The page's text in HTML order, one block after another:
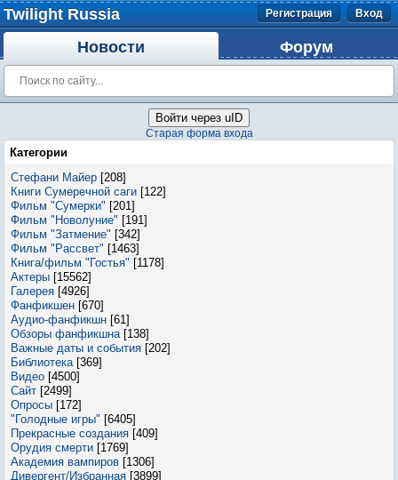
Twilight Russia Регистрация Вход
Новости Форум
Войти через uID
Старая форма входа
Категории
Стефани Майер [208]
Книги Сумеречной саги [122]
Фильм "Сумерки" [201]
Фильм "Новолуние" [191]
Фильм "Затмение" [342]
Фильм "Рассвет" [1463]
Книга/фильм "Гостья" [1178]
Актеры [15562]
Галерея [4926]
Фанфикшен [670]
Аудио-фанфикшн [61]
Обзоры фанфикшна [138]
Важные даты и события [202]
Библиотека [369]
Видео [4500]
Сайт [2499]
Опросы [172]
"Голодные игры" [6405]
Прекрасные создания [409]
Орудия смерти [1769]
Академия вампиров [1306]
Дивергент/Избранная [3899]